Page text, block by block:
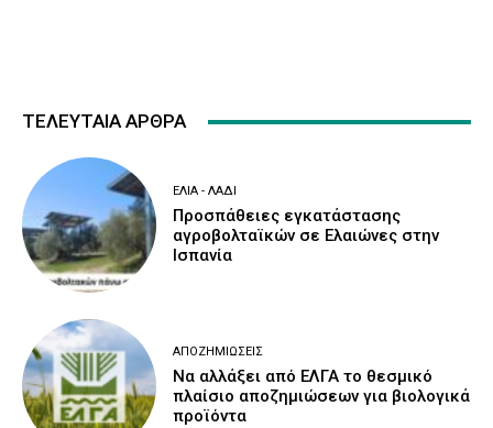
ΤΕΛΕΥΤΑΙΑ ΑΡΘΡΑ
ΕΛΙΆ - ΛΆΔΙ
Προσπάθειες εγκατάστασης
αγροβολταϊκών σε Ελαιώνες στην
Ισπανία
ΑΠΟΖΗΜΙΏΣΕΙΣ
Να αλλάξει από ΕΛΓΑ το θεσμικό
πλαίσιο αποζημιώσεων για βιολογικά
προϊόντα